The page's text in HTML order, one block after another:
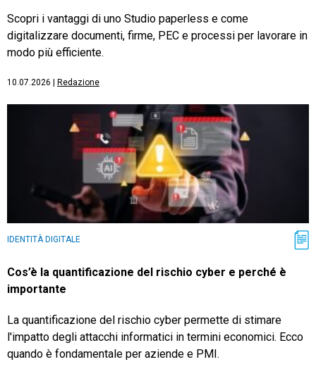
Scopri i vantaggi di uno Studio paperless e come
digitalizzare documenti, firme, PEC e processi per lavorare in
modo più efficiente.
10.07.2026 | Redazione
IDENTITÀ DIGITALE
Cos’è la quantificazione del rischio cyber e perché è
importante
La quantificazione del rischio cyber permette di stimare
l'impatto degli attacchi informatici in termini economici. Ecco
quando è fondamentale per aziende e PMI.